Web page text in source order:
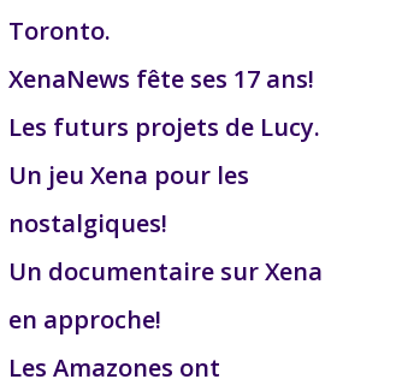
Toronto.
XenaNews fête ses 17 ans!
Les futurs projets de Lucy.
Un jeu Xena pour les
nostalgiques!
Un documentaire sur Xena
en approche!
Les Amazones ont